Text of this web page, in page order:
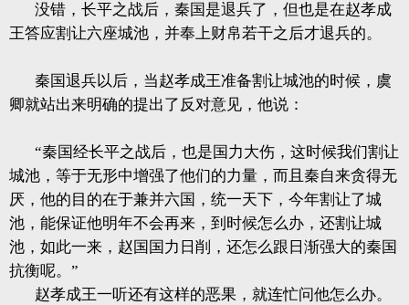
没错，长平之战后，秦国是退兵了，但也是在赵孝成
王答应割让六座城池，并奉上财帛若干之后才退兵的。
秦国退兵以后，当赵孝成王准备割让城池的时候，虞
卿就站出来明确的提出了反对意见，他说：
“秦国经长平之战后，也是国力大伤，这时候我们割让
城池，等于无形中增强了他们的力量，而且秦自来贪得无
厌，他的目的在于兼并六国，统一天下，今年割让了城
池，能保证他明年不会再来，到时候怎么办，还割让城
池，如此一来，赵国国力日削，还怎么跟日渐强大的秦国
抗衡呢。”
赵孝成王一听还有这样的恶果，就连忙问他怎么办。